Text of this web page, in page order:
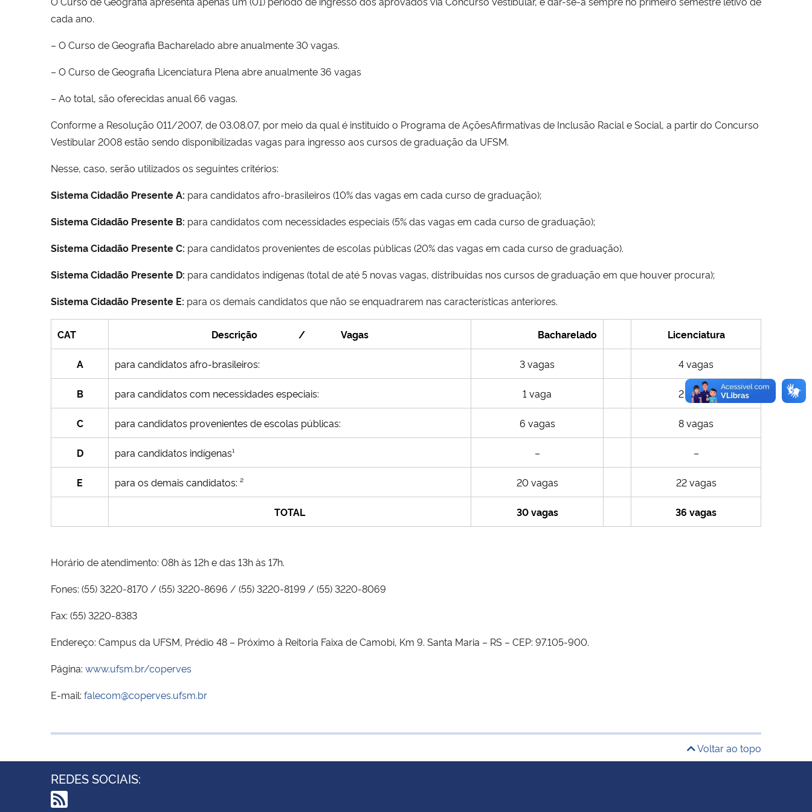
cada ano.
– O Curso de Geografia Bacharelado abre anualmente 30 vagas.
– O Curso de Geografia Licenciatura Plena abre anualmente 36 vagas
– Ao total, são oferecidas anual 66 vagas.
Conforme a Resolução 011/2007, de 03.08.07, por meio da qual é instituído o Programa de AçõesAfirmativas de Inclusão Racial e Social, a partir do Concurso
Vestibular 2008 estão sendo disponibilizadas vagas para ingresso aos cursos de graduação da UFSM.
Nesse, caso, serão utilizados os seguintes critérios:
Sistema Cidadão Presente A: para candidatos afro-brasileiros (10% das vagas em cada curso de graduação);
Sistema Cidadão Presente B: para candidatos com necessidades especiais (5% das vagas em cada curso de graduação);
Sistema Cidadão Presente C: para candidatos provenientes de escolas públicas (20% das vagas em cada curso de graduação).
Sistema Cidadão Presente D: para candidatos indígenas (total de até 5 novas vagas, distribuídas nos cursos de graduação em que houver procura);
Sistema Cidadão Presente E: para os demais candidatos que não se enquadrarem nas características anteriores.
CAT Descrição / Vagas Bacharelado Licenciatura
A para candidatos afro-brasileiros: 3 vagas 4 vagas
B para candidatos com necessidades especiais: 1 vaga 2 vagas
C para candidatos provenientes de escolas públicas: 6 vagas 8 vagas
D para candidatos indígenas¹ – –
E para os demais candidatos: ² 20 vagas 22 vagas
TOTAL 30 vagas 36 vagas
Horário de atendimento: 08h às 12h e das 13h às 17h.
Fones: (55) 3220-8170 / (55) 3220-8696 / (55) 3220-8199 / (55) 3220-8069
Fax: (55) 3220-8383
Endereço: Campus da UFSM, Prédio 48 – Próximo à Reitoria Faixa de Camobi, Km 9. Santa Maria – RS – CEP: 97.105-900.
Página: www.ufsm.br/coperves
E-mail: falecom@coperves.ufsm.br
Voltar ao topo
REDES SOCIAIS: